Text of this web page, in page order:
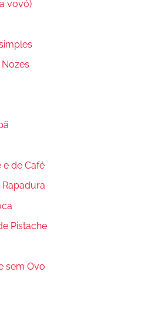
vovó)
de Café
Pistache
sem Ovo